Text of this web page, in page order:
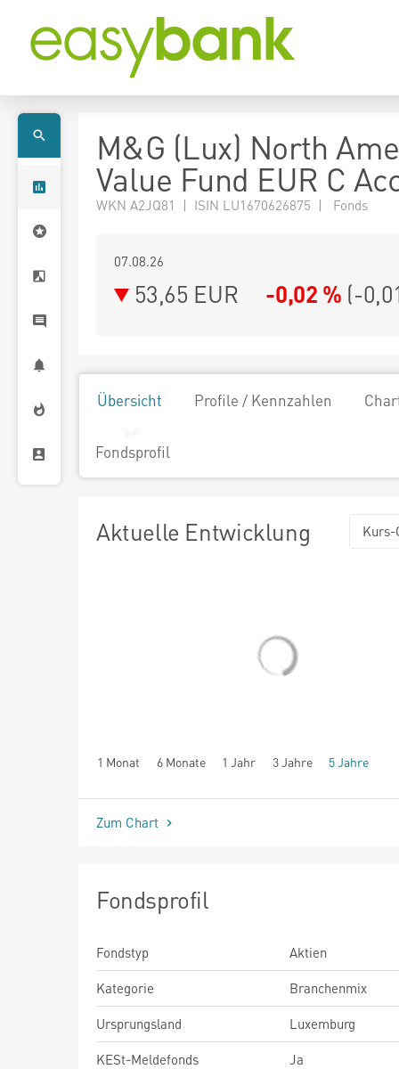
M&G (Lux) North
Value Fund EUR C
WKN A2JQ81 | ISIN LU1670626875 | Fonds
07.08.26
53,65 EUR -0,02 % (-
Übersicht Profile / Kennzahlen
Fondsprofil
Aktuelle Entwicklung Kurs-
1 Monat 6 Monate 1 Jahr 3 Jahre 5 Jahre
seit Beginn
Zum Chart
Fondsprofil
Fondstyp
Aktien
Kategorie
Branchenmix
Ursprungsland
Luxemburg
KESt-Meldefonds
Ja